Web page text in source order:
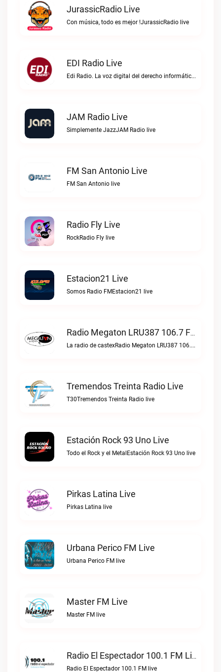
JurassicRadio Live
Con música, todo es mejor !JurassicRadio live
EDI Radio Live
Edi Radio. La voz digital del derecho informático en hispanoaméricaEDI Radio live
JAM Radio Live
Simplemente JazzJAM Radio live
FM San Antonio Live
FM San Antonio live
Radio Fly Live
RockRadio Fly live
Estacion21 Live
Somos Radio FMEstacion21 live
Radio Megaton LRU387 106.7 FM Live
La radio de castexRadio Megaton LRU387 106.7 FM live
Tremendos Treinta Radio Live
T30Tremendos Treinta Radio live
Estación Rock 93 Uno Live
Todo el Rock y el MetalEstación Rock 93 Uno live
Pirkas Latina Live
Pirkas Latina live
Urbana Perico FM Live
Urbana Perico FM live
Master FM Live
Master FM live
Radio El Espectador 100.1 FM Live
Radio El Espectador 100.1 FM live